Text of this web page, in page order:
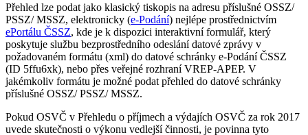
Přehled lze podat jako klasický tiskopis na adresu příslušné OSSZ/
PSSZ/ MSSZ, elektronicky (e-Podání) nejlépe prostřednictvím
ePortálu ČSSZ, kde je k dispozici interaktivní formulář, který
poskytuje službu bezprostředního odeslání datové zprávy v
požadovaném formátu (xml) do datové schránky e-Podání ČSSZ
(ID 5ffu6xk), nebo přes veřejné rozhraní VREP-APEP. V
jakémkoliv formátu je možné podat přehled do datové schránky
příslušné OSSZ/ PSSZ/ MSSZ.
Pokud OSVČ v Přehledu o příjmech a výdajích OSVČ za rok 2017
uvede skutečnosti o výkonu vedlejší činnosti, je povinna tyto